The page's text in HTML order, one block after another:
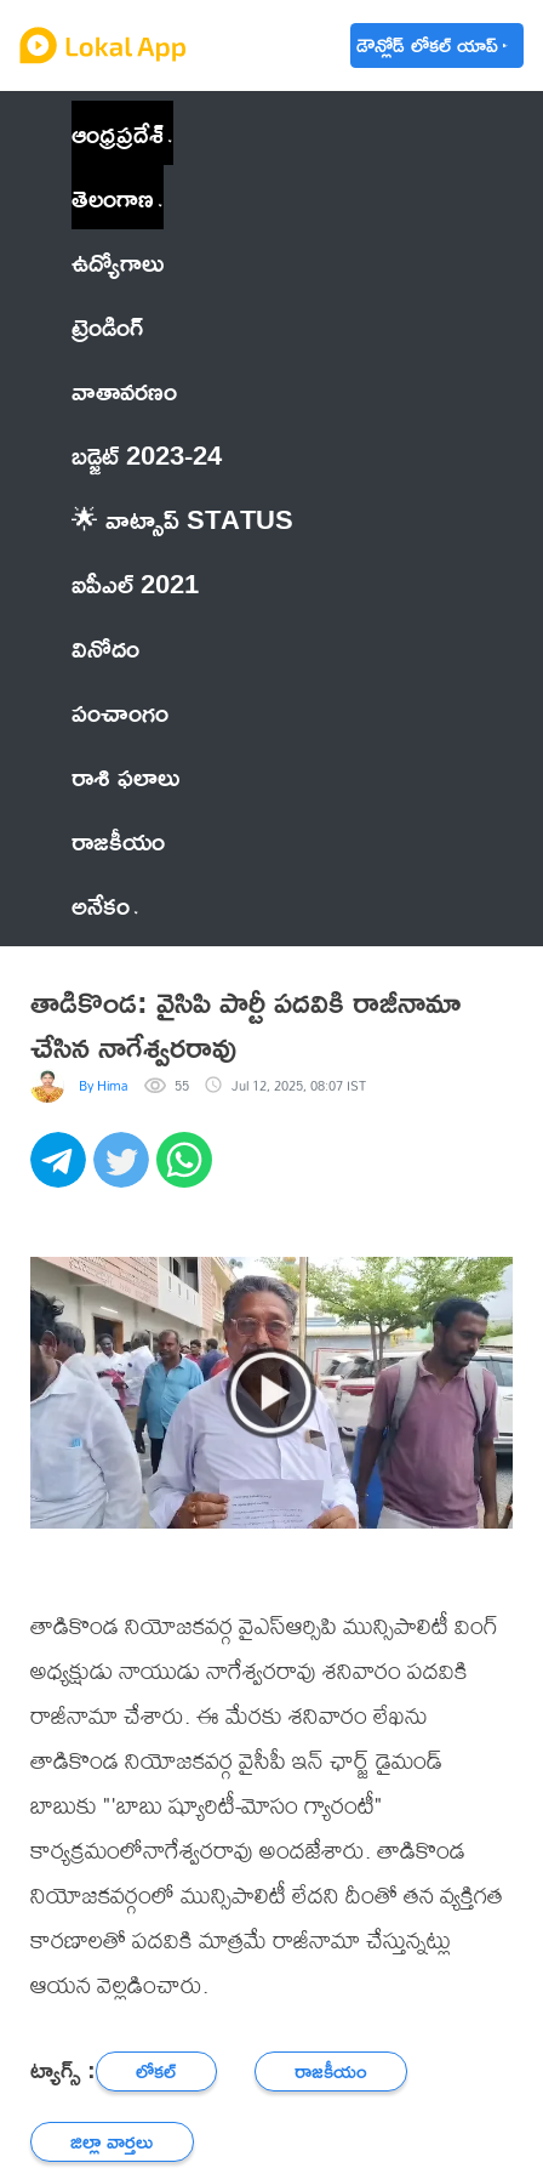
డౌన్లోడ్ లోకల్ యాప్
ఆంధ్రప్రదేశ్
తెలంగాణ
ఉద్యోగాలు
ట్రెండింగ్
వాతావరణం
బడ్జెట్ 2023-24
🌟 వాట్సాప్ STATUS
ఐపీఎల్ 2021
వినోదం
పంచాంగం
రాశి ఫలాలు
రాజకీయం
అనేకం
తాడికొండ: వైసిపి పార్టీ పదవికి రాజీనామా
చేసిన నాగేశ్వరరావు
By Hima 55 Jul 12, 2025, 08:07 IST
తాడికొండ నియోజకవర్గ వైఎస్ఆర్సిపి మున్సిపాలిటీ వింగ్
అధ్యక్షుడు నాయుడు నాగేశ్వరరావు శనివారం పదవికి
రాజీనామా చేశారు. ఈ మేరకు శనివారం లేఖను
తాడికొండ నియోజకవర్గ వైసీపీ ఇన్ ఛార్జ్ డైమండ్
బాబుకు "'బాబు ష్యూరిటీ-మోసం గ్యారంటీ"
కార్యక్రమంలోనాగేశ్వరరావు అందజేశారు. తాడికొండ
నియోజకవర్గంలో మున్సిపాలిటీ లేదని దీంతో తన వ్యక్తిగత
కారణాలతో పదవికి మాత్రమే రాజీనామా చేస్తున్నట్లు
ఆయన వెల్లడించారు.
ట్యాగ్స్ : లోకల్
రాజకీయం
జిల్లా వార్తలు